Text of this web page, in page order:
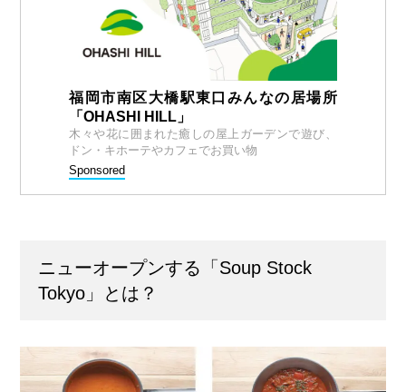
福岡市南区大橋駅東口みんなの居場所
「OHASHI HILL」
木々や花に囲まれた癒しの屋上ガーデンで遊び、
ドン・キホーテやカフェでお買い物
Sponsored
ニューオープンする「Soup Stock
Tokyo」とは？